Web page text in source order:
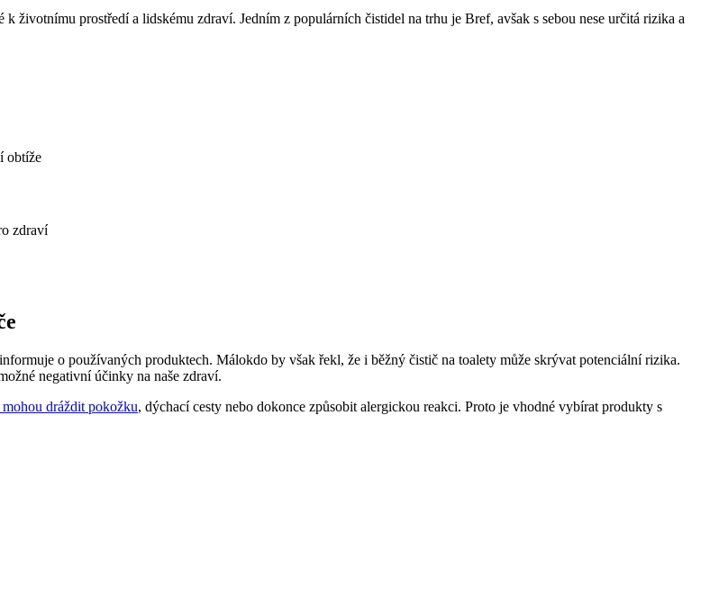
prostředí a lidskému zdraví. Jedním z populárních čistidel na trhu je Bref, avšak s sebou nese určitá rizika a
obtíže
zdraví
o používaných produktech. Málokdo by však řekl, že i běžný čistič na toalety může skrývat potenciální rizika.
negativní účinky na naše zdraví.
mohou dráždit pokožku, dýchací cesty nebo dokonce způsobit alergickou reakci. Proto je vhodné vybírat produkty s